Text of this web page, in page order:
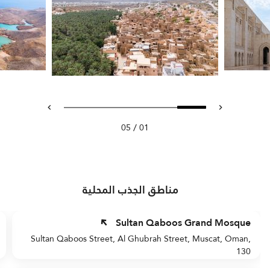
01
/
05
مناطق الجذب المحلية
Sultan Qaboos Grand Mosque
Sultan Qaboos Street, Al Ghubrah Street, Muscat, Oman,
130